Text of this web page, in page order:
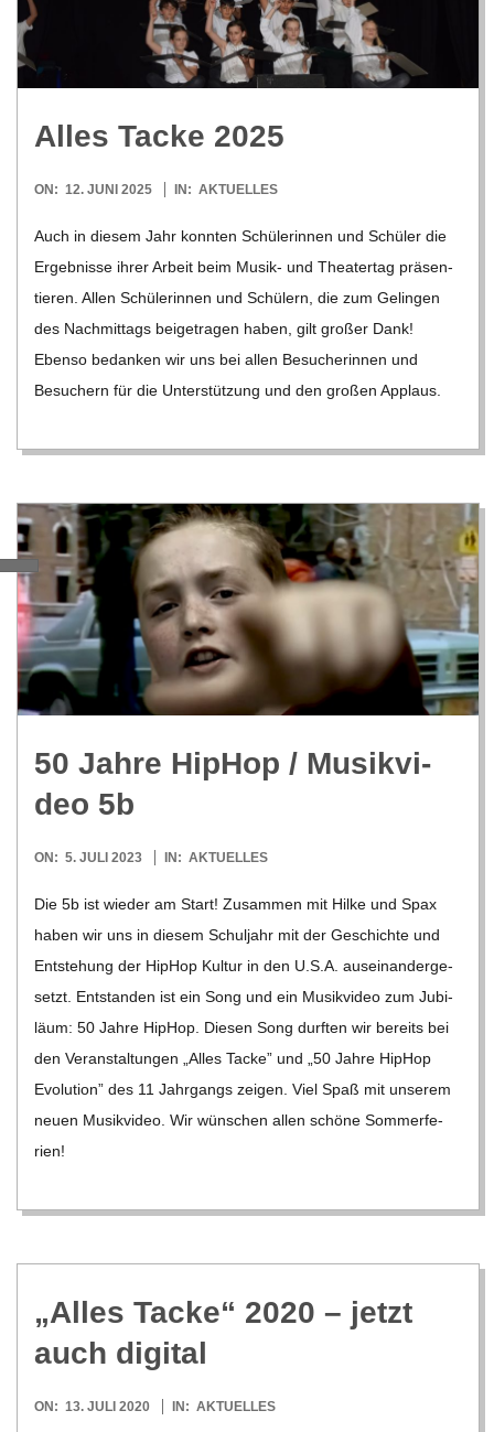
R
E
-
G
O
L
D
S
C
H
M
I
D
T
S
C
H
U
E
Alles Tacke 2025
2025-
ON: 12. JUNI 2025 IN: AKTUELLES
Auch in die­sem Jahr konn­ten Schü­le­rin­nen und Schü­ler die
Ergeb­nisse ihrer Arbeit beim Musik- und Thea­ter­tag prä­sen­
tie­ren. Allen Schü­le­rin­nen und Schü­lern, die zum Gelin­gen
des Nach­mit­tags bei­getra­gen haben, gilt gro­ßer Dank!
Ebenso bedan­ken wir uns bei allen Besu­che­rin­nen und
Besu­chern für die Unter­stüt­zung und den gro­ßen Applaus.
50 Jahre Hip­Hop /​ Musik­vi­
deo 5b
2023-
ON: 5. JULI 2023 IN: AKTUELLES
Die 5b ist wie­der am Start! Zusam­men mit Hilke und Spax
haben wir uns in die­sem Schul­jahr mit der Geschichte und
Ent­ste­hung der Hip­Hop Kul­tur in den U.S.A. aus­ein­an­der­ge­
setzt. Ent­stan­den ist ein Song und ein Musik­vi­deo zum Jubi­
läum: 50 Jahre Hip­Hop. Die­sen Song durf­ten wir bereits bei
den Ver­an­stal­tun­gen „Alles Tacke” und „50 Jahre Hip­Hop
Evo­lu­tion” des 11 Jahr­gangs zei­gen. Viel Spaß mit unse­rem
neuen Musik­vi­deo. Wir wün­schen allen schöne Som­mer­fe­
rien!
„Alles Tacke“ 2020 – jetzt
auch digital
2020-
ON: 13. JULI 2020 IN: AKTUELLES